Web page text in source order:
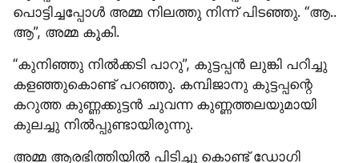
പൊട്ടിച്ചപ്പോൾ അമ്മ നിലത്തു നിന്ന് പിടഞ്ഞു. “ആ..
ആ”, അമ്മ കൂകി.
“കുനിഞ്ഞു നിൽക്കടി പാറു”, കുട്ടപ്പൻ ലുങ്കി പറിച്ചു
കളഞ്ഞുകൊണ്ട് പറഞ്ഞു. കമ്പിജാനു കുട്ടപ്പന്റെ
കറുത്ത കുണ്ണക്കുട്ടൻ ചുവന്ന കുണ്ണത്തലയുമായി
കുലച്ചു നിൽപ്പുണ്ടായിരുന്നു.
അമ്മ ആരഭിത്തിയിൽ പിടിച്ചു കൊണ്ട് ഡോഗി